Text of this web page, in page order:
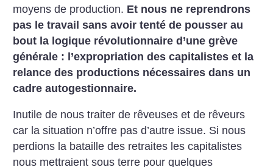
moyens de production. Et nous ne reprendrons
pas le travail sans avoir tenté de pousser au
bout la logique révolutionnaire d’une grève
générale : l’expropriation des capitalistes et la
relance des productions nécessaires dans un
cadre autogestionnaire.
Inutile de nous traiter de rêveuses et de rêveurs
car la situation n’offre pas d’autre issue. Si nous
perdions la bataille des retraites les capitalistes
nous mettraient sous terre pour quelques